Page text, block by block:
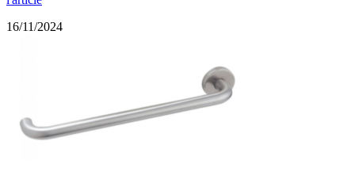
16/11/2024